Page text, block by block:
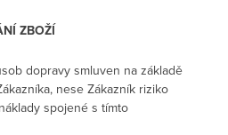
ZBOŽÍ
dopravy smluven na základě
nese Zákazník riziko
spojené s tímto